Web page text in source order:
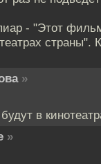
- "Этот
страны".
»
в
»